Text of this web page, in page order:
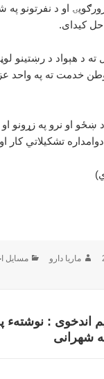
او د نفرتونو په
کيداى.
د هېواد د رښتينو
خدمت ته په واحد
د ښځو او نرو په زړونو
تشکيلاتي کار
نویسنده
ماریا دارو دسته‌ها
مسایل
اندخوی : نوشتهء
شهرانی